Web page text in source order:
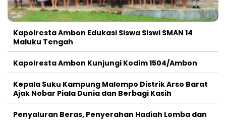
Kapolresta Ambon Edukasi Siswa Siswi SMAN 14
Maluku Tengah
Kapolresta Ambon Kunjungi Kodim 1504/Ambon
Kepala Suku Kampung Malompo Distrik Arso Barat
Ajak Nobar Piala Dunia dan Berbagi Kasih
Penyaluran Beras, Penyerahan Hadiah Lomba dan